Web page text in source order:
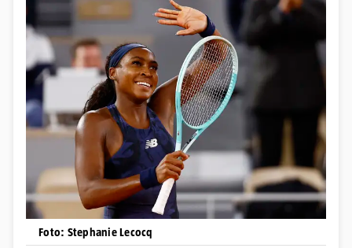
Foto: Stephanie Lecocq